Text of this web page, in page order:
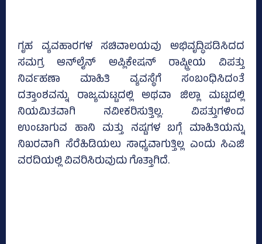
ಗೃಹ ವ್ಯವಹಾರಗಳ ಸಚಿವಾಲಯವು ಅಭಿವೃದ್ಧಿಪಡಿಸಿದದ
ಸಮಗ್ರ ಆನ್‌ಲೈನ್‌ ಅಪ್ಲಿಕೇಷನ್‌ ರಾಷ್ಟ್ರೀಯ ವಿಪತ್ತು
ನಿರ್ವಹಣಾ ಮಾಹಿತಿ ವ್ಯವಸ್ಥೆಗೆ ಸಂಬಂಧಿಸಿದಂತೆ
ದತ್ತಾಂಶವನ್ನು ರಾಜ್ಯಮಟ್ಟದಲ್ಲಿ ಅಥವಾ ಜಿಲ್ಲಾ ಮಟ್ಟದಲ್ಲಿ
ನಿಯಮಿತವಾಗಿ ನವೀಕರಿಸುತ್ತಿಲ್ಲ. ವಿಪತ್ತುಗಳಿಂದ
ಉಂಟಾಗುವ ಹಾನಿ ಮತ್ತು ನಷ್ಟಗಳ ಬಗ್ಗೆ ಮಾಹಿತಿಯನ್ನು
ನಿಖರವಾಗಿ ಸೆರೆಹಿಡಿಯಲು ಸಾಧ್ಯವಾಗುತ್ತಿಲ್ಲ ಎಂದು ಸಿಎಜಿ
ವರದಿಯಲ್ಲಿ ವಿವರಿಸಿರುವುದು ಗೊತ್ತಾಗಿದೆ.